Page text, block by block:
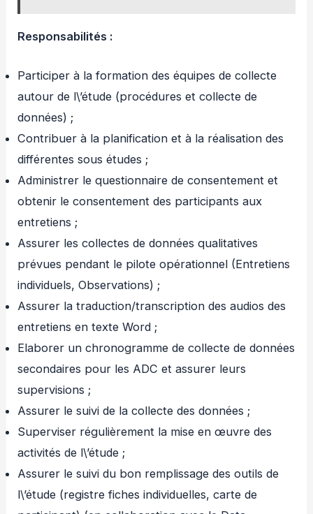
Responsabilités :
Participer à la formation des équipes de collecte
autour de l\’étude (procédures et collecte de
données) ;
Contribuer à la planification et à la réalisation des
différentes sous études ;
Administrer le questionnaire de consentement et
obtenir le consentement des participants aux
entretiens ;
Assurer les collectes de données qualitatives
prévues pendant le pilote opérationnel (Entretiens
individuels, Observations) ;
Assurer la traduction/transcription des audios des
entretiens en texte Word ;
Elaborer un chronogramme de collecte de données
secondaires pour les ADC et assurer leurs
supervisions ;
Assurer le suivi de la collecte des données ;
Superviser régulièrement la mise en œuvre des
activités de l\’étude ;
Assurer le suivi du bon remplissage des outils de
l\’étude (registre fiches individuelles, carte de